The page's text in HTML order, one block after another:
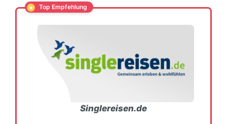
Singlereisen.de